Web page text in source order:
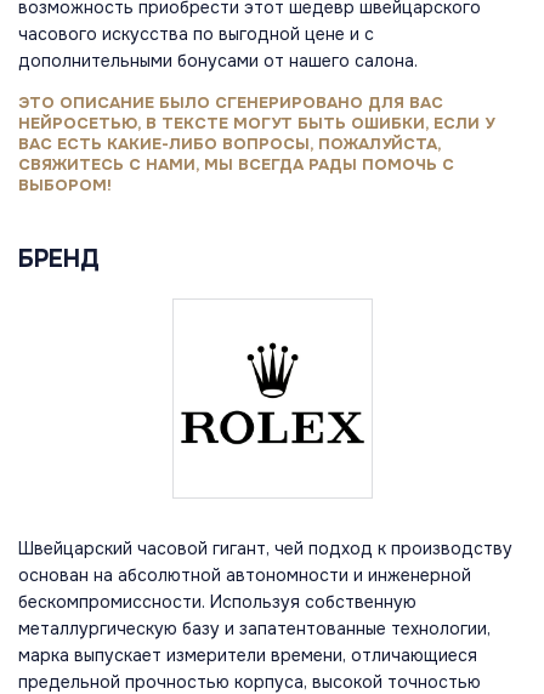
возможность приобрести этот шедевр швейцарского
часового искусства по выгодной цене и с
дополнительными бонусами от нашего салона.
ЭТО ОПИСАНИЕ БЫЛО СГЕНЕРИРОВАНО ДЛЯ ВАС
НЕЙРОСЕТЬЮ, В ТЕКСТЕ МОГУТ БЫТЬ ОШИБКИ, ЕСЛИ У
ВАС ЕСТЬ КАКИЕ-ЛИБО ВОПРОСЫ, ПОЖАЛУЙСТА,
СВЯЖИТЕСЬ С НАМИ, МЫ ВСЕГДА РАДЫ ПОМОЧЬ С
ВЫБОРОМ!
БРЕНД
Швейцарский часовой гигант, чей подход к производству
основан на абсолютной автономности и инженерной
бескомпромиссности. Используя собственную
металлургическую базу и запатентованные технологии,
марка выпускает измерители времени, отличающиеся
предельной прочностью корпуса, высокой точностью